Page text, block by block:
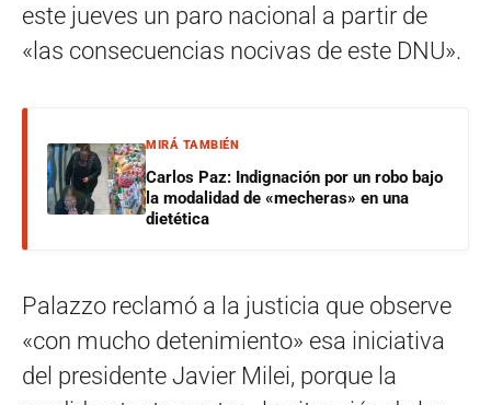
este jueves un paro nacional a partir de
«las consecuencias nocivas de este DNU».
MIRÁ TAMBIÉN
Carlos Paz: Indignación por un robo bajo
la modalidad de «mecheras» en una
dietética
Palazzo reclamó a la justicia que observe
«con mucho detenimiento» esa iniciativa
del presidente Javier Milei, porque la